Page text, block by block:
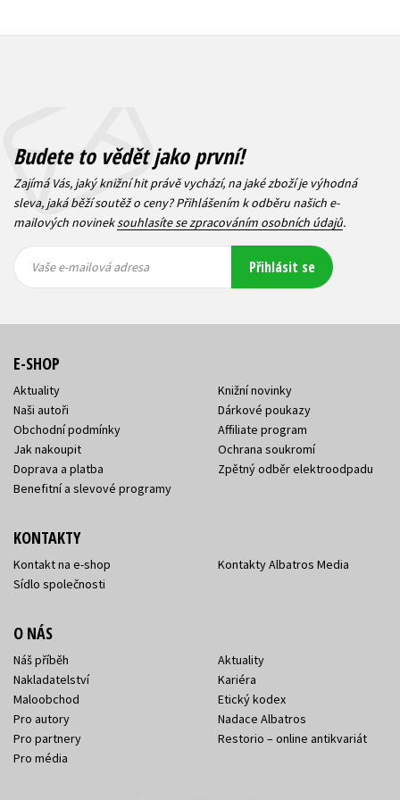
Budete to vědět jako první!
Zajímá Vás, jaký knižní hit právě vychází, na jaké zboží je výhodná
sleva, jaká běží soutěž o ceny? Přihlášením k odběru našich e-
mailových novineksouhlasíte se zpracováním osobních údajů.
mailová
mailová
Vaše e-mailová adresa Přihlásit se
E-SHOP
Aktuality
Naši autoři
Obchodní podmínky
Jak nakoupit
Doprava a platba
Benefitní a slevové programy
Knižní novinky
Dárkové poukazy
Affiliate program
Ochrana soukromí
Zpětný odběr elektroodpadu
KONTAKTY
Kontakt na e-shop
Sídlo společnosti
Kontakty Albatros Media
O NÁS
Náš příběh
Nakladatelství
Maloobchod
Pro autory
Pro partnery
Pro média
Aktuality
Kariéra
Etický kodex
Nadace Albatros
Restorio – online antikvariát